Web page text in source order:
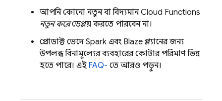
আপনি কোনো নতুন বা বিদ্যমানCloud Functions
নতুন করেডেপ্লয় করতে পারবেন না।
প্রোডাক্ট ভেদে Spark এবং Blaze প্ল্যানের জন্য
উপলব্ধ বিনামূল্যের ব্যবহারের কোটার পরিমাণ ভিন্ন
হতে পারে। এই FAQ- তে আরও পড়ুন।